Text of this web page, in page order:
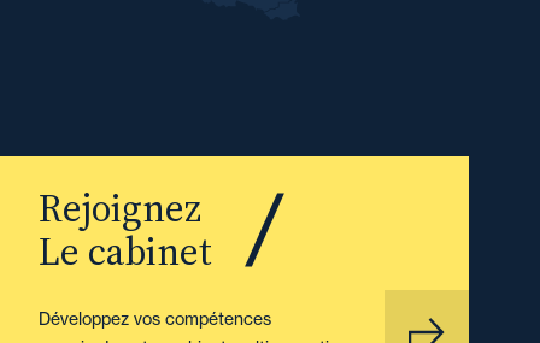
Rejoignez
Le cabinet
Développez vos compétences